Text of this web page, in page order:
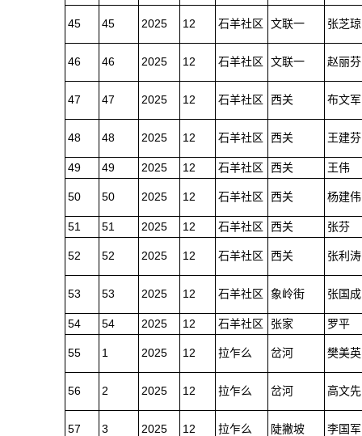
45 45 2025 12 石羊社区 文联一 张芝琼
46 46 2025 12 石羊社区 文联一 赵丽芬
47 47 2025 12 石羊社区 西关 布文军
48 48 2025 12 石羊社区 西关 王建芬
49 49 2025 12 石羊社区 西关 王伟
50 50 2025 12 石羊社区 西关 杨建伟
51 51 2025 12 石羊社区 西关 张芬
52 52 2025 12 石羊社区 西关 张利涛
53 53 2025 12 石羊社区 象岭街 张国成
54 54 2025 12 石羊社区 张家 罗平
55 1 2025 12 拉乍么 岔河 樊美英
56 2 2025 12 拉乍么 岔河 高文先
57 3 2025 12 拉乍么 陡撇坡 李国军